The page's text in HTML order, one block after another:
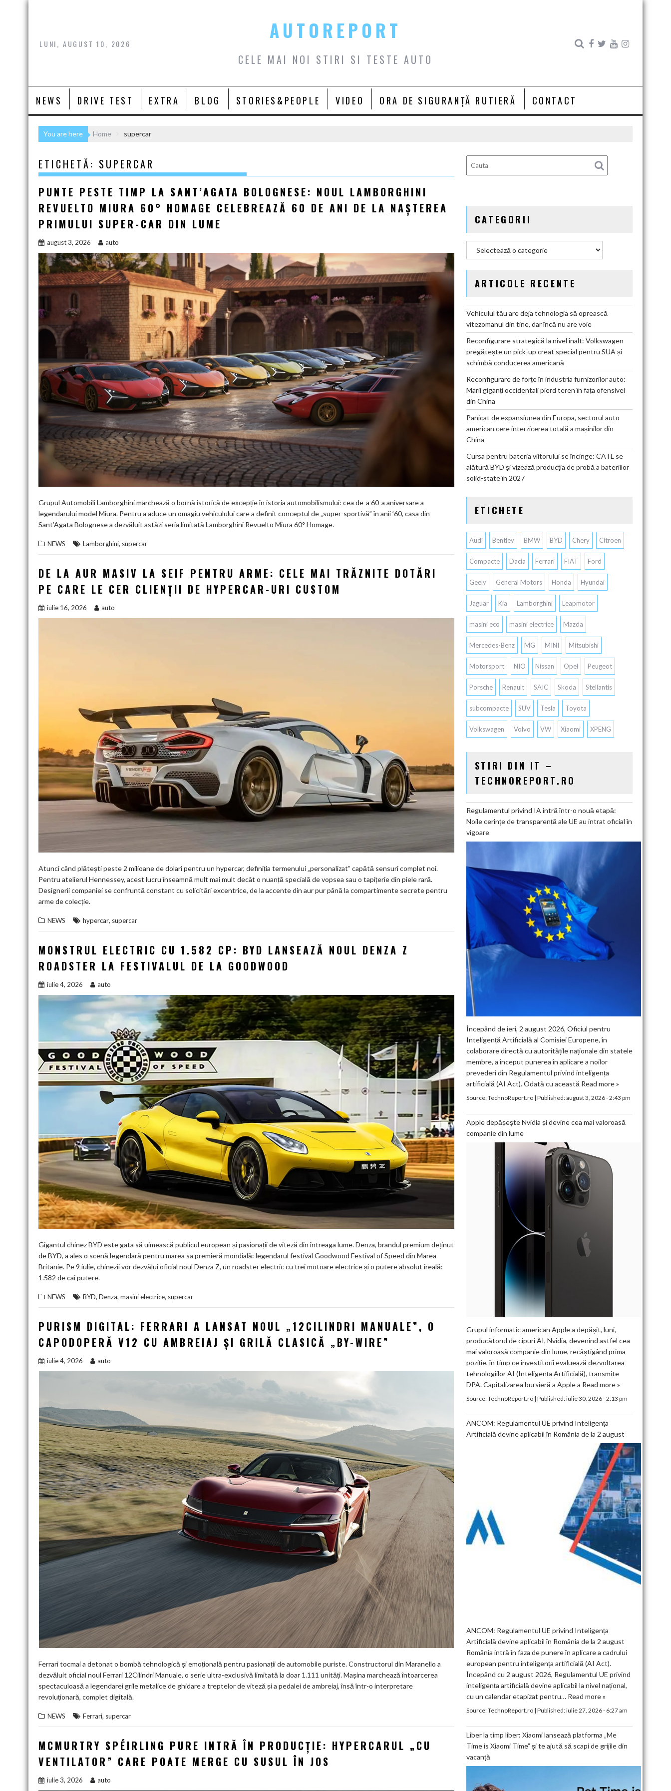
Skip
LUNI, AUGUST 10, 2026
AUTOREPORT
CELE MAI NOI STIRI SI TESTE AUTO
NEWS DRIVE TEST EXTRA BLOG STORIES&PEOPLE VIDEO ORA DE SIGURANȚĂ RUTIERĂ CONTACT
You are here Home supercar
ETICHETĂ: SUPERCAR
PUNTE PESTE TIMP LA SANT’AGATA BOLOGNESE: NOUL LAMBORGHINI
REVUELTO MIURA 60° HOMAGE CELEBREAZĂ 60 DE ANI DE LA NAȘTEREA
PRIMULUI SUPER-CAR DIN LUME
august 3, 2026 auto
Grupul Automobili Lamborghini marchează o bornă istorică de excepție în istoria automobilismului: cea de-a 60-a aniversare a
legendarului model Miura. Pentru a aduce un omagiu vehiculului care a definit conceptul de „super-sportivă” în anii ’60, casa din
Sant’Agata Bolognese a dezvăluit astăzi seria limitată Lamborghini Revuelto Miura 60° Homage.
NEWS Lamborghini, supercar
DE LA AUR MASIV LA SEIF PENTRU ARME: CELE MAI TRĂZNITE DOTĂRI
PE CARE LE CER CLIENȚII DE HYPERCAR-URI CUSTOM
iulie 16, 2026 auto
Atunci când plătești peste 2 milioane de dolari pentru un hypercar, definiția termenului „personalizat” capătă sensuri complet noi.
Pentru atelierul Hennessey, acest lucru înseamnă mult mai mult decât o nuanță specială de vopsea sau o tapițerie din piele rară.
Designerii companiei se confruntă constant cu solicitări excentrice, de la accente din aur pur până la compartimente secrete pentru
arme de colecție.
NEWS hypercar, supercar
MONSTRUL ELECTRIC CU 1.582 CP: BYD LANSEAZĂ NOUL DENZA Z
ROADSTER LA FESTIVALUL DE LA GOODWOOD
iulie 4, 2026 auto
Gigantul chinez BYD este gata să uimească publicul european și pasionații de viteză din întreaga lume. Denza, brandul premium deținut
de BYD, a ales o scenă legendară pentru marea sa premieră mondială: legendarul festival Goodwood Festival of Speed din Marea
Britanie. Pe 9 iulie, chinezii vor dezvălui oficial noul Denza Z, un roadster electric cu trei motoare electrice și o putere absolut ireală:
1.582 de cai putere.
NEWS BYD, Denza, masini electrice, supercar
PURISM DIGITAL: FERRARI A LANSAT NOUL „12CILINDRI MANUALE”, O
CAPODOPERĂ V12 CU AMBREIAJ ȘI GRILĂ CLASICĂ „BY-WIRE”
iulie 4, 2026 auto
Ferrari tocmai a detonat o bombă tehnologică și emoțională pentru pasionații de automobile puriste. Constructorul din Maranello a
dezvăluit oficial noul Ferrari 12Cilindri Manuale, o serie ultra-exclusivă limitată la doar 1.111 unități. Mașina marchează întoarcerea
spectaculoasă a legendarei grile metalice de ghidare a treptelor de viteză și a pedalei de ambreiaj, însă într-o interpretare
revoluționară, complet digitală.
NEWS Ferrari, supercar
MCMURTRY SPÉIRLING PURE INTRĂ ÎN PRODUCȚIE: HYPERCARUL „CU
VENTILATOR” CARE POATE MERGE CU SUSUL ÎN JOS
iulie 3, 2026 auto
CATEGORII
ARTICOLE RECENTE
Vehiculul tău are deja tehnologia să oprească
vitezomanul din tine, dar încă nu are voie
Reconfigurare strategică la nivel înalt: Volkswagen
pregătește un pick-up creat special pentru SUA și
schimbă conducerea americană
Reconfigurare de forțe în industria furnizorilor auto:
Marii giganți occidentali pierd teren în fața ofensivei
din China
Panicat de expansiunea din Europa, sectorul auto
american cere interzicerea totală a mașinilor din
China
Cursa pentru bateria viitorului se încinge: CATL se
alătură BYD și vizează producția de probă a bateriilor
solid-state în 2027
ETICHETE
Audi Bentley BMW BYD Chery Citroen
Compacte Dacia Ferrari FIAT Ford
Geely General Motors Honda Hyundai
Jaguar Kia Lamborghini Leapmotor
masini eco masini electrice Mazda
Mercedes-Benz MG MINI Mitsubishi
Motorsport NIO Nissan Opel Peugeot
Porsche Renault SAIC Skoda Stellantis
subcompacte SUV Tesla Toyota
Volkswagen Volvo VW Xiaomi XPENG
STIRI DIN IT –
TECHNOREPORT.RO
Regulamentul privind IA intră într-o nouă etapă:
Noile cerințe de transparență ale UE au intrat oficial în
vigoare
Începând de ieri, 2 august 2026, Oficiul pentru
Inteligență Artificială al Comisiei Europene, în
colaborare directă cu autoritățile naționale din statele
membre, a început punerea în aplicare a noilor
prevederi din Regulamentul privind inteligența
artificială (AI Act). Odată cu această Read more »
Source:TechnoReport.ro| Published:august 3, 2026 - 2:43 pm
Apple depășește Nvidia și devine cea mai valoroasă
companie din lume
Grupul informatic american Apple a depășit, luni,
producătorul de cipuri AI, Nvidia, devenind astfel cea
mai valoroasă companie din lume, recâștigând prima
poziție, în timp ce investitorii evaluează dezvoltarea
tehnologiilor AI (Inteligența Artificială), transmite
DPA. Capitalizarea bursieră a Apple a Read more »
Source:TechnoReport.ro| Published:iulie 30, 2026 - 2:13 pm
ANCOM: Regulamentul UE privind Inteligența
Artificială devine aplicabil în România de la 2 august
ANCOM: Regulamentul UE privind Inteligența
Artificială devine aplicabil în România de la 2 august
România intră în faza de punere în aplicare a cadrului
european pentru inteligența artificială (AI Act).
Începând cu 2 august 2026, Regulamentul UE privind
inteligența artificială devine aplicabil la nivel național,
cu un calendar etapizat pentru… Read more »
Source:TechnoReport.ro| Published:iulie 27, 2026 - 6:27 am
Liber la timp liber: Xiaomi lansează platforma „Me
Time is Xiaomi Time” și te ajută să scapi de grijile din
vacanță